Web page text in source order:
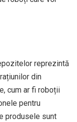
reprezintă
din
cum ar fi roboții
pentru
produsele sunt